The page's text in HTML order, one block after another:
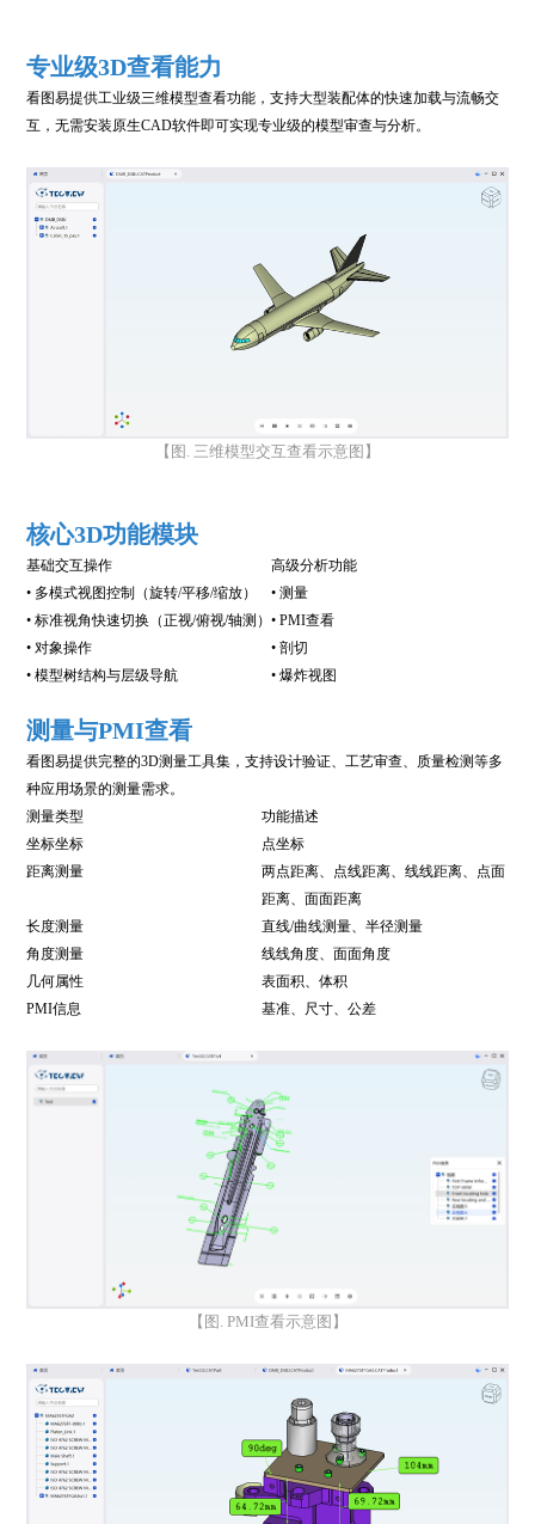
专业级3D查看能力
看图易提供工业级三维模型查看功能，支持大型装配体的快速加载与流畅交
互，无需安装原生CAD软件即可实现专业级的模型审查与分析。
【图. 三维模型交互查看示意图】
核心3D功能模块
基础交互操作
• 多模式视图控制（旋转/平移/缩放）
• 标准视角快速切换（正视/俯视/轴测）
• 对象操作
• 模型树结构与层级导航
高级分析功能
• 测量
• PMI查看
• 剖切
• 爆炸视图
测量与PMI查看
看图易提供完整的3D测量工具集，支持设计验证、工艺审查、质量检测等多
种应用场景的测量需求。
测量类型
功能描述
坐标坐标
点坐标
距离测量
两点距离、点线距离、线线距离、点面
距离、面面距离
长度测量
直线/曲线测量、半径测量
角度测量
线线角度、面面角度
几何属性
表面积、体积
PMI信息
基准、尺寸、公差
【图. PMI查看示意图】